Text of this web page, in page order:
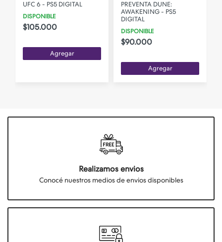
UFC 6 - PS5 DIGITAL
DISPONIBLE
$105.000
Agregar
PREVENTA DUNE:
AWAKENING - PS5
DIGITAL
DISPONIBLE
$90.000
Agregar
Realizamos envios
Conocé nuestros medios de envios disponibles